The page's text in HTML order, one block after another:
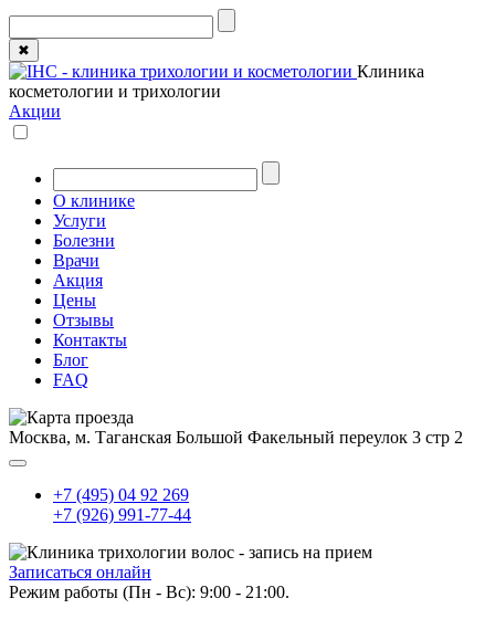
✖
Клиника
косметологии и трихологии
Акции
О клинике
Услуги
Болезни
Врачи
Акция
Цены
Отзывы
Контакты
Блог
FAQ
Москва, м. Таганская Большой Факельный переулок 3 стр 2
+7 (495) 04 92 269
+7 (926) 991-77-44
Записаться онлайн
Режим работы (Пн - Вс): 9:00 - 21:00.